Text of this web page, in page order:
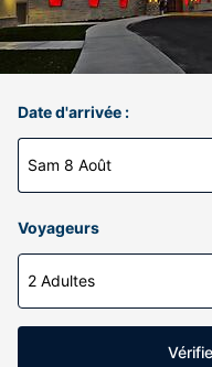
Date d'arrivée :
Sam 8 Août
Voyageurs
2 Adultes